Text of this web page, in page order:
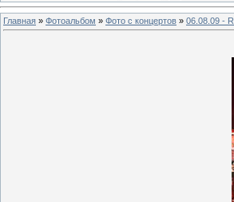
Главная » Фотоальбом » Фото с концертов » 06.08.09 -